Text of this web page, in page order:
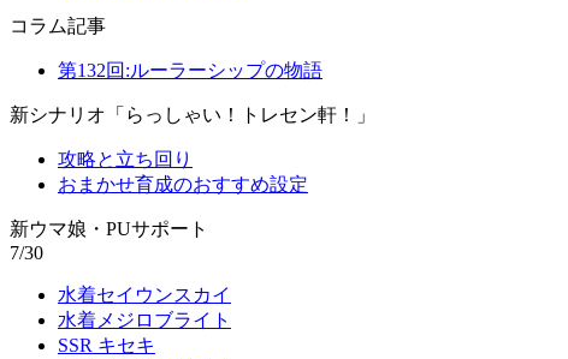
コラム記事
第132回:ルーラーシップの物語
新シナリオ「らっしゃい！トレセン軒！」
攻略と立ち回り
おまかせ育成のおすすめ設定
新ウマ娘・PUサポート
7/30
水着セイウンスカイ
水着メジロブライト
SSR キセキ